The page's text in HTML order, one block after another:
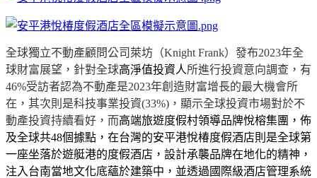
全球獨立不動產顧問公司萊坊（Knight Frank）發布2023年全
球財富展望，針對全球高淨值投資人所進行投資意向調查，有
46%受訪者認為不動產是2023年創造財富增長的最大機會所
在，其次則是科技事業投資(33%) ，顯示全球投資市場對於不
動產投資持續看好，而高端旅遊度假村領導品牌悅榕集團，佈
及全球共48個據點，在台灣的安平港悅椿度假酒店則是全球第
一座坐落於遊艇港的度假酒店，設計承襲品牌在地化的精神 ，
注入台南當地文化底蘊於建築中 ， 並透過國際級酒店管理系統